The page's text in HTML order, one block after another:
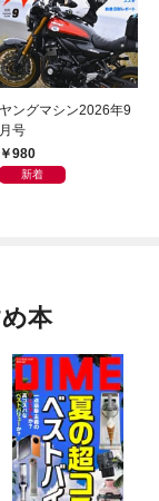
ヤングマシン2026年9
月号
980
新着
本